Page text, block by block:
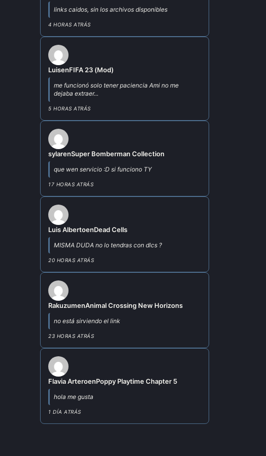
links caidos, sin los archivos disponibles
4 HORAS ATRÁS
LuisenFIFA 23 (Mod)
me funcionó solo tener paciencia Ami no me
dejaba extraer...
5 HORAS ATRÁS
sylarenSuper Bomberman Collection
que wen servicio :D si funciono TY
17 HORAS ATRÁS
Luis AlbertoenDead Cells
MISMA DUDA no lo tendras con dlcs ?
20 HORAS ATRÁS
RakuzumenAnimal Crossing New Horizons
no está sirviendo el link
23 HORAS ATRÁS
Flavia ArteroenPoppy Playtime Chapter 5
hola me gusta
1 DÍA ATRÁS